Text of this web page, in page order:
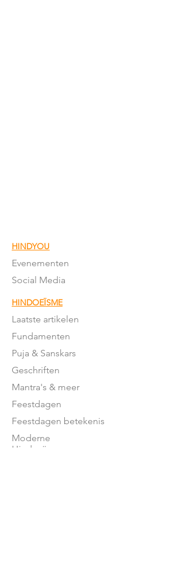
HINDYOU
Evenementen
Social Media
HINDOEÏSME
Laatste artikelen
Fundamenten
Puja & Sanskars
Geschriften
Mantra's & meer
Feestdagen
Feestdagen betekenis
Moderne
Hindoeïsme